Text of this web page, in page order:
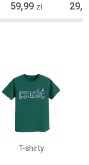
shirt, Szorty,
59,99 zł
T-shirty